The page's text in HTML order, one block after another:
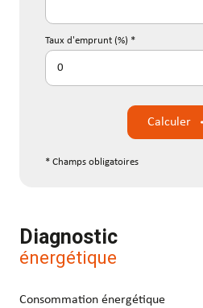
Taux d'emprunt (%) *
Calculer
* Champs obligatoires
Diagnostic
énergétique
Consommation énergétique